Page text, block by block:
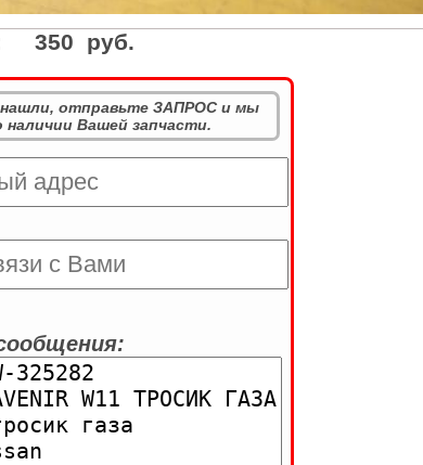
350 руб.
нашли, отправьте ЗАПРОС и мы
Вашей запчасти.